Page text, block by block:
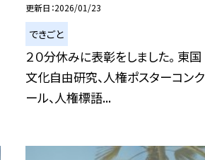
更新日 2026/01/23
できごと
２０分休みに表彰をしました。 東国
文化自由研究、人権ポスターコンク
ール、人権標語...